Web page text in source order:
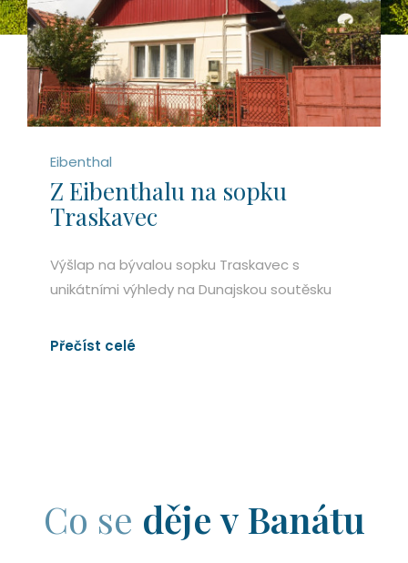
Eibenthal
Z Eibenthalu na sopku
Traskavec
Výšlap na bývalou sopku Traskavec s
unikátními výhledy na Dunajskou soutěsku
Přečíst celé
Co se děje v Banátu